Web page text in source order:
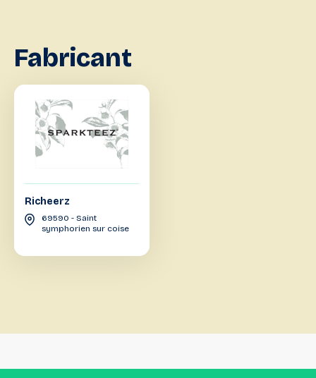
Fabricant
Richeerz
69590 - Saint
symphorien sur coise